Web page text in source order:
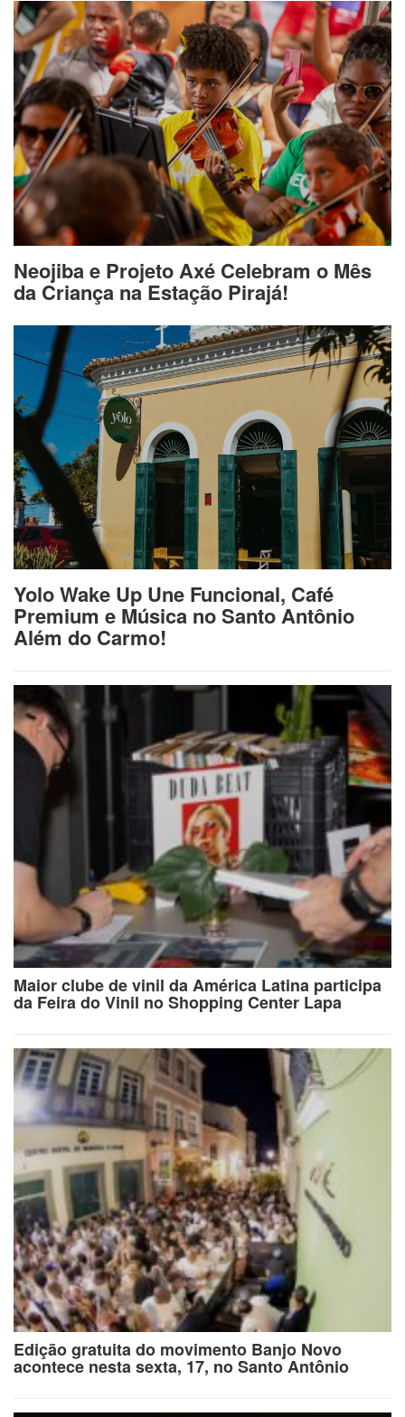
Neojiba e Projeto Axé Celebram o Mês
da Criança na Estação Pirajá!
Yolo Wake Up Une Funcional, Café
Premium e Música no Santo Antônio
Além do Carmo!
Maior clube de vinil da América Latina participa
da Feira do Vinil no Shopping Center Lapa
Edição gratuita do movimento Banjo Novo
acontece nesta sexta, 17, no Santo Antônio